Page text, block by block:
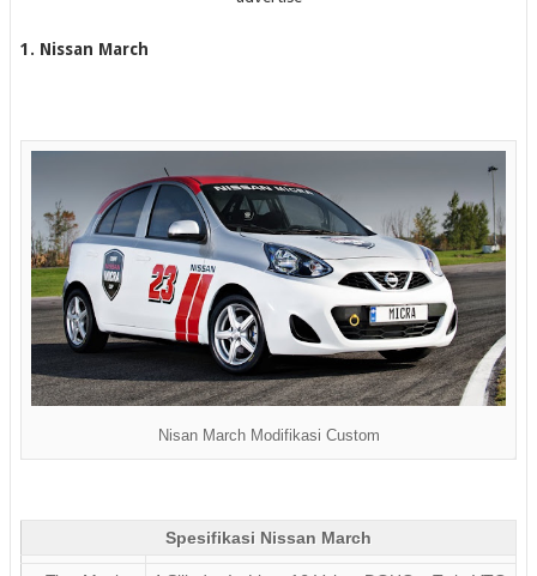
1. Nissan March
Nisan March Modifikasi Custom
Spesifikasi Nissan March